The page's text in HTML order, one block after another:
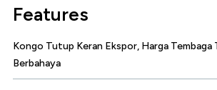
Features
Kongo Tutup Keran Ekspor, Harga Tembaga
Berbahaya